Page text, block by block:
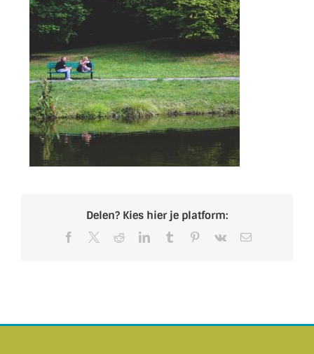
Delen? Kies hier je platform:
Facebook RedditLinkedInTumblr Pinterest
Vk
E-